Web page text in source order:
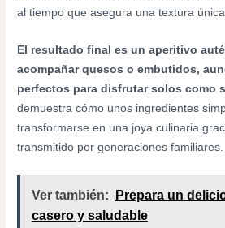
al tiempo que asegura una textura
El resultado final es un aperitivo
acompañar quesos o embutidos,
perfectos para disfrutar solos como
demuestra cómo unos ingredientes
transformarse en una joya culinaria
transmitido por generaciones familiares.
Ver también:
Prepara un
casero y saludable